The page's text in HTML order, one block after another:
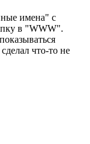
имена" с
в "WWW".
что-то не